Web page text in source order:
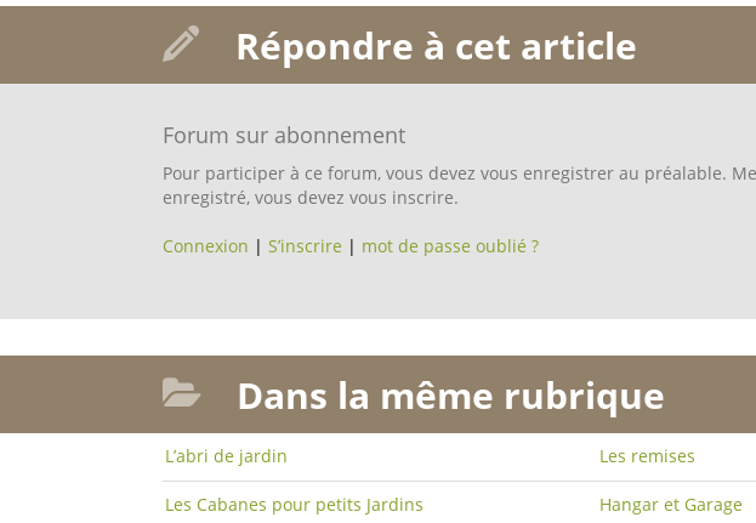
Répondre à cet article
Forum sur abonnement
Pour participer à ce forum, vous devez vous enregistrer au préalable.
enregistré, vous devez vous inscrire.
Connexion |S’inscrire | mot de passe oublié ?
Dans la même rubrique
L’abri de jardin Les remises
Les Cabanes pour petits Jardins Hangar et Garage